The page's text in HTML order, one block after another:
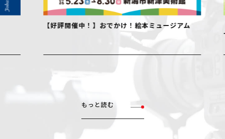
【好評開催中！】おでかけ！絵本ミュージアム
でデザ
もっと読む